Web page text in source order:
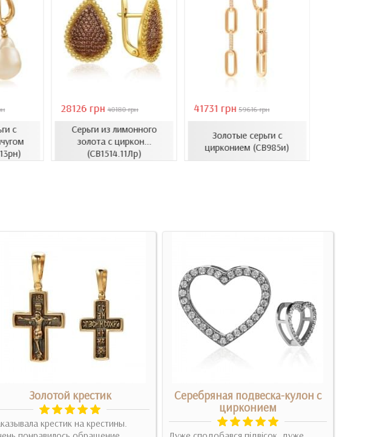
с
28126 грн 40180 грн
Серьги из лимонного
золота с циркон...
(СВ1514.11Лр)
41731 грн 59616 грн
Золотые серьги с
цирконием (СВ985и)
Золотой крестик
крестик на крестины.
Серебряная подвеска-кулон с
цирконием